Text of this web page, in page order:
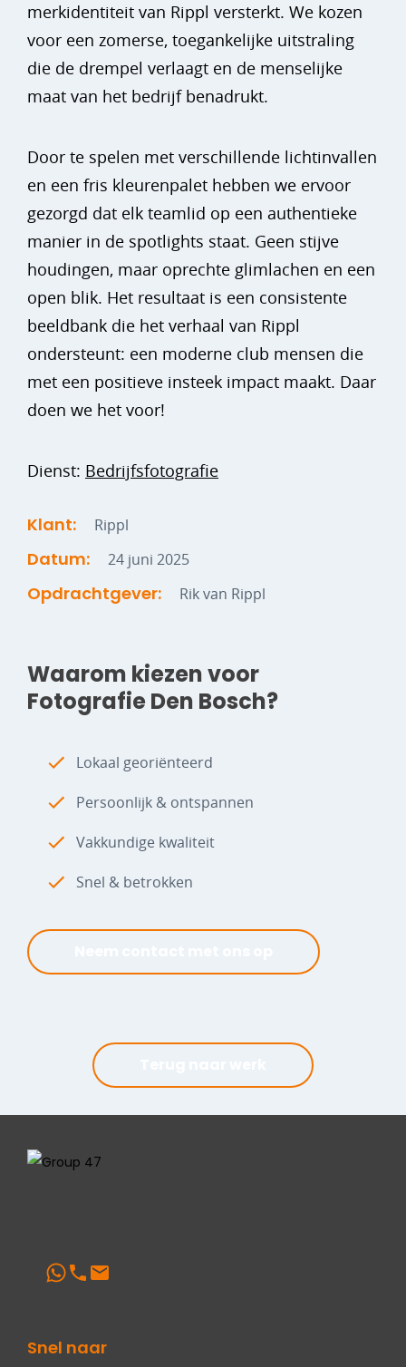
merkidentiteit van Rippl versterkt. We kozen
voor een zomerse, toegankelijke uitstraling
die de drempel verlaagt en de menselijke
maat van het bedrijf benadrukt.
Door te spelen met verschillende lichtinvallen
en een fris kleurenpalet hebben we ervoor
gezorgd dat elk teamlid op een authentieke
manier in de spotlights staat. Geen stijve
houdingen, maar oprechte glimlachen en een
open blik. Het resultaat is een consistente
beeldbank die het verhaal van Rippl
ondersteunt: een moderne club mensen die
met een positieve insteek impact maakt. Daar
doen we het voor!
Dienst: Bedrijfsfotografie
Klant: Rippl
Datum: 24 juni 2025
Opdrachtgever: Rik van Rippl
Waarom kiezen voor
Fotografie Den Bosch?
Lokaal georiënteerd
Persoonlijk & ontspannen
Vakkundige kwaliteit
Snel & betrokken
Snel naar